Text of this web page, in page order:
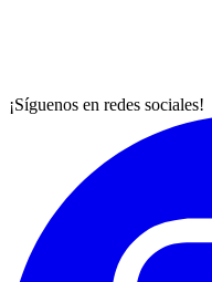
¡Síguenos en redes sociales!